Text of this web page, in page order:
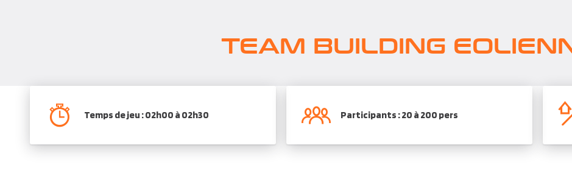
TEAM BUILDING
Temps de jeu : 02h00 à 02h30 Participants : 20 à 200 pers